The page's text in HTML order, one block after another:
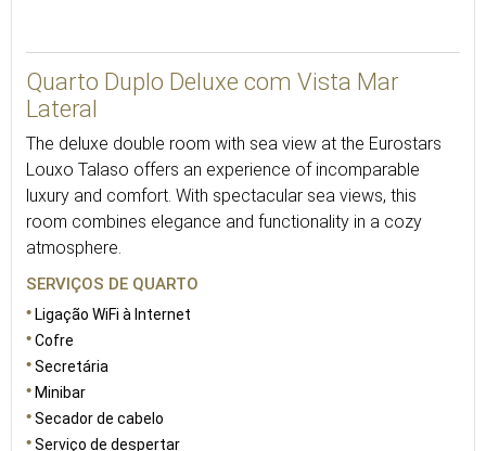
Quarto Duplo Deluxe com Vista Mar
Lateral
The deluxe double room with sea view at the Eurostars
Louxo Talaso offers an experience of incomparable
luxury and comfort. With spectacular sea views, this
room combines elegance and functionality in a cozy
atmosphere.
SERVIÇOS DE QUARTO
Ligação WiFi à Internet
Cofre
Secretária
Minibar
Secador de cabelo
Serviço de despertar